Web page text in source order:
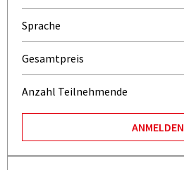
Sprache
Gesamtpreis
Anzahl Teilnehmende
ANMELDEN